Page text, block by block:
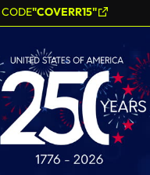
CODE"COVERR15"